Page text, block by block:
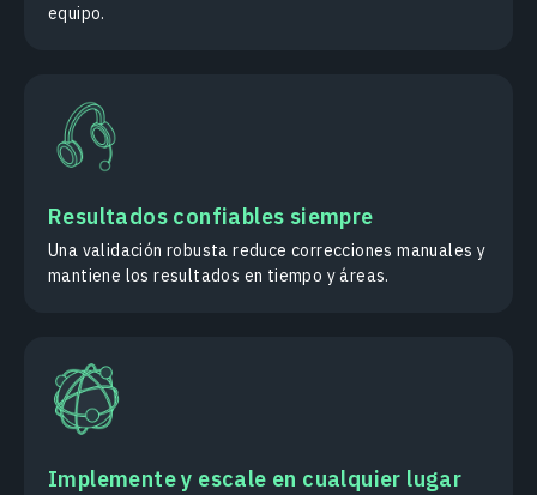
equipo.
Resultados confiables siempre
Una validación robusta reduce correcciones manuales y
mantiene los resultados en tiempo y áreas.
Implemente y escale en cualquier lugar